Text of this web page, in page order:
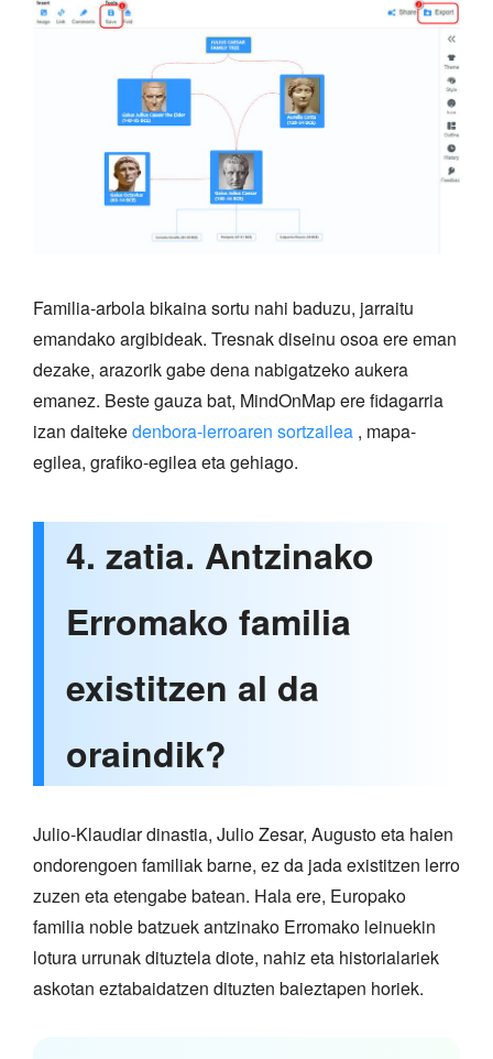
Familia-arbola bikaina sortu nahi baduzu, jarraitu
emandako argibideak. Tresnak diseinu osoa ere eman
dezake, arazorik gabe dena nabigatzeko aukera
emanez. Beste gauza bat, MindOnMap ere fidagarria
izan daitekedenbora-lerroaren sortzailea , mapa-
egilea, grafiko-egilea eta gehiago.
4. zatia. Antzinako
Erromako familia
existitzen al da
oraindik?
Julio-Klaudiar dinastia, Julio Zesar, Augusto eta haien
ondorengoen familiak barne, ez da jada existitzen lerro
zuzen eta etengabe batean. Hala ere, Europako
familia noble batzuek antzinako Erromako leinuekin
lotura urrunak dituztela diote, nahiz eta historialariek
askotan eztabaidatzen dituzten baieztapen horiek.